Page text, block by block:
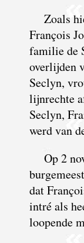
Zoals
François
familie de
overlijden
Seclyn,
lijnrechte
Seclyn,
werd van
Op 2
dat
intré als
loopende